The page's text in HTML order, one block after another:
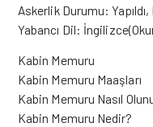
Askerlik Durumu:
Yabancı Dil:
Kabin Memuru
Kabin Memuru Maaşları
Kabin Memuru Nasıl
Kabin Memuru Nedir?